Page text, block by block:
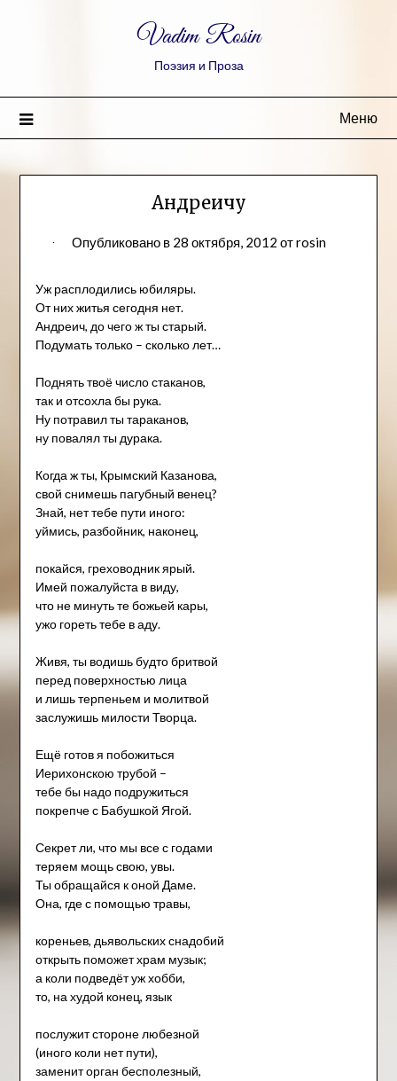
Vadim Rosin
Поэзия и Проза
Меню
Андреичу
Опубликовано в 28 октября, 2012 отrosin
Уж расплодились юбиляры.
От них житья сегодня нет.
Андреич, до чего ж ты старый.
Подумать только – сколько лет…
Поднять твоё число стаканов,
так и отсохла бы рука.
Ну потравил ты тараканов,
ну повалял ты дурака.
Когда ж ты, Крымский Казанова,
свой снимешь пагубный венец?
Знай, нет тебе пути иного:
уймись, разбойник, наконец,
покайся, греховодник ярый.
Имей пожалуйста в виду,
что не минуть те божьей кары,
ужо гореть тебе в аду.
Живя, ты водишь будто бритвой
перед поверхностью лица
и лишь терпеньем и молитвой
заслужишь милости Творца.
Ещё готов я побожиться
Иерихонскою трубой –
тебе бы надо подружиться
покрепче с Бабушкой Ягой.
Секрет ли, что мы все с годами
теряем мощь свою, увы.
Ты обращайся к оной Даме.
Она, где с помощью травы,
кореньев, дьявольских снадобий
открыть поможет храм музык;
а коли подведёт уж хобби,
то, на худой конец, язык
послужит стороне любезной
(иного коли нет пути),
заменит орган бесполезный,